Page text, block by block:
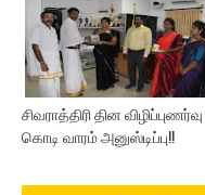
சிவராத்திரி தின விழிப்புணர்வு
கொடி வாரம் அனுஸ்டிப்பு!!